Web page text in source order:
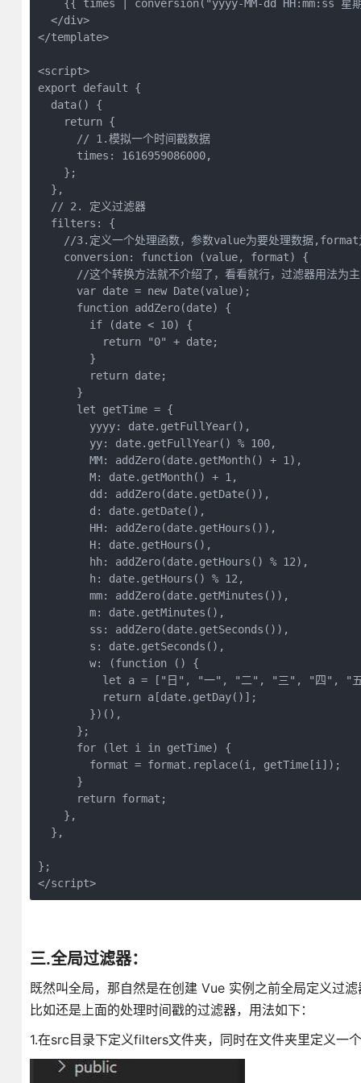
{{ times | conversion("yyyy-MM-dd HH:mm:ss 星
  </div>
</template>
<script>
export default {
  data() {
    return {
      // 1.模拟一个时间戳数据
      times: 1616959086000,
    };
  },
  // 2. 定义过滤器
  filters: {
//3.定义一个处理函数，参数value为要处理数据,format
    conversion: function (value, format) {
      //这个转换方法就不介绍了，看看就行，过滤器用法为主
      var date = new Date(value);
      function addZero(date) {
        if (date < 10) {
          return "0" + date;
        }
        return date;
      }
      let getTime = {
        yyyy: date.getFullYear(),
        yy: date.getFullYear() % 100,
        MM: addZero(date.getMonth() + 1),
        M: date.getMonth() + 1,
        dd: addZero(date.getDate()),
        d: date.getDate(),
        HH: addZero(date.getHours()),
        H: date.getHours(),
        hh: addZero(date.getHours() % 12),
        h: date.getHours() % 12,
        mm: addZero(date.getMinutes()),
        m: date.getMinutes(),
        ss: addZero(date.getSeconds()),
        s: date.getSeconds(),
        w: (function () {
let a = ["日", "一", "二", "三", "四", "
          return a[date.getDay()];
        })(),
      };
      for (let i in getTime) {
        format = format.replace(i, getTime[i]);
      }
      return format;
    },
  },
};
</script>
三.全局过滤器：
既然叫全局，那自然是在创建 Vue 实例之前全局定义过
比如还是上面的处理时间戳的过滤器，用法如下：
1.在src目录下定义filters文件夹，同时在文件夹里定义一